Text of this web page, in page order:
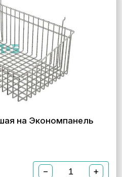
на Экономпанель
− +